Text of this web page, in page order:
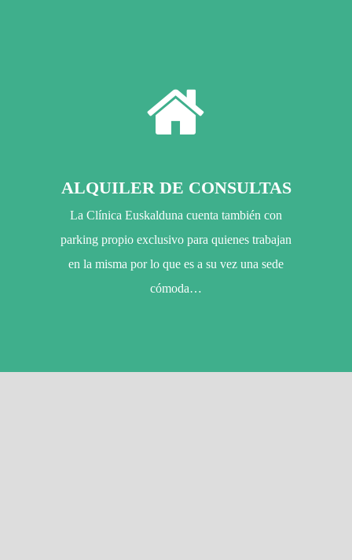
ALQUILER DE CONSULTAS
La Clínica Euskalduna cuenta también con
parking propio exclusivo para quienes trabajan
en la misma por lo que es a su vez una sede
cómoda…